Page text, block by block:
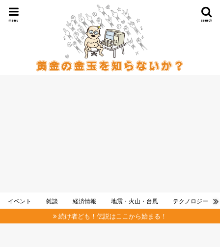
search
menu
イベント 雑談 経済情報 地震・火山・台風 テクノロジー
続け者ども！伝説はここから始まる！